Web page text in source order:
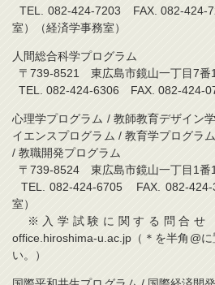
TEL. 082-424-7203 FAX. 082-424-
室）（経済学事務室）
人間総合科学プログラム
〒739-8521 東広島市鏡山一丁目7番
TEL. 082-424-6306 FAX. 082-424-
心理学プログラム / 教師教育デザイン
イエンスプログラム / 教育学プログラ
/ 教職開発プログラム
〒739-8524 東広島市鏡山一丁目1番
TEL. 082-424-6705 FAX. 082-
室）
※入学試験に関する問合せ（
office.hiroshima-u.ac.jp（＊を半角@
い。）